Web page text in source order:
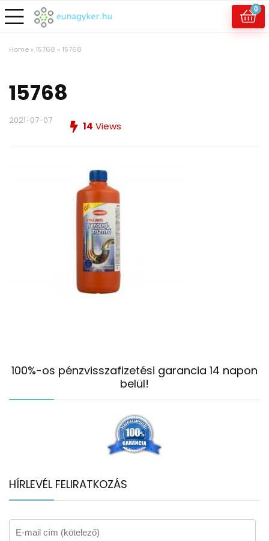
0
Home » 15768 » 15768
15768
2021-07-07 14 Views
100%-os pénzvisszafizetési garancia 14 napon
belül!
HÍRLEVÉL FELIRATKOZÁS